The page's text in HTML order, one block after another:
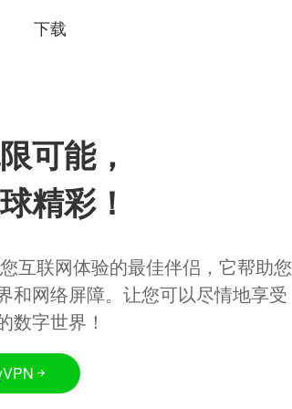
下载
可能，
精彩！
互联网体验的最佳伴侣，它帮助您
和网络屏障。让您可以尽情地享受
数字世界！